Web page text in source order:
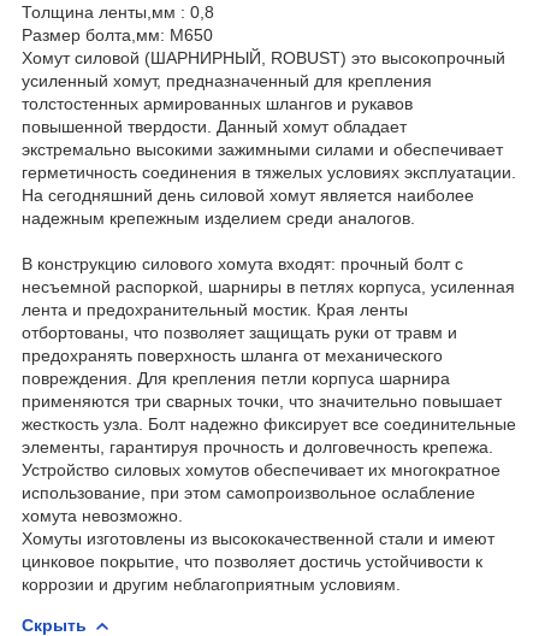
Толщина ленты,мм : 0,8
Размер болта,мм: М650
Хомут силовой (ШАРНИРНЫЙ, ROBUST) это высокопрочный
усиленный хомут, предназначенный для крепления
толстостенных армированных шлангов и рукавов
повышенной твердости. Данный хомут обладает
экстремально высокими зажимными силами и обеспечивает
герметичность соединения в тяжелых условиях эксплуатации.
На сегодняшний день силовой хомут является наиболее
надежным крепежным изделием среди аналогов.
В конструкцию силового хомута входят: прочный болт с
несъемной распоркой, шарниры в петлях корпуса, усиленная
лента и предохранительный мостик. Края ленты
отбортованы, что позволяет защищать руки от травм и
предохранять поверхность шланга от механического
повреждения. Для крепления петли корпуса шарнира
применяются три сварных точки, что значительно повышает
жесткость узла. Болт надежно фиксирует все соединительные
элементы, гарантируя прочность и долговечность крепежа.
Устройство силовых хомутов обеспечивает их многократное
использование, при этом самопроизвольное ослабление
хомута невозможно.
Хомуты изготовлены из высококачественной стали и имеют
цинковое покрытие, что позволяет достичь устойчивости к
коррозии и другим неблагоприятным условиям.
Скрыть